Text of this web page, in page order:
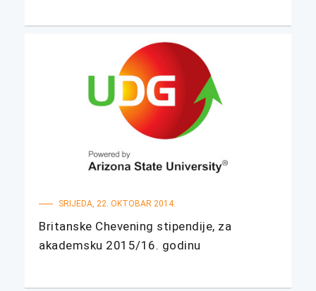
SRIJEDA, 22. OKTOBAR 2014.
Britanske Chevening stipendije, za
akademsku 2015/16. godinu